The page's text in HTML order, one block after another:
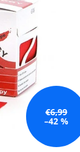
€6,99
–42 %